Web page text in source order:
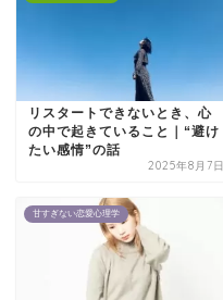
リスタートできないとき、心
の中で起きていること｜“避け
たい感情”の話
2025年8月7日
甘すぎない恋愛心理学